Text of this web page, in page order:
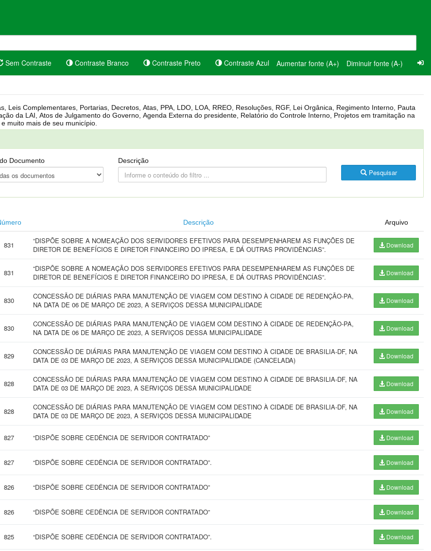
Sem Contraste Contraste Branco Contraste Preto Contraste Azul Aumentar fonte (A+) Diminuir fonte (A-)
Interno, Pauta
Câmara, Controle dos bens públicos e muito mais de seu município.
Documento Descrição
Pesquisar
Descrição Arquivo
831
“DISPÕE SOBRE A NOMEAÇÃO DOS SERVIDORES EFETIVOS PARA DESEMPENHAREM AS FUNÇÕES DE
DIRETOR DE BENEFÍCIOS E DIRETOR FINANCEIRO DO IPRESA, E DÁ OUTRAS PROVIDÊNCIAS”.
Download
831
“DISPÕE SOBRE A NOMEAÇÃO DOS SERVIDORES EFETIVOS PARA DESEMPENHAREM AS FUNÇÕES DE
DIRETOR DE BENEFÍCIOS E DIRETOR FINANCEIRO DO IPRESA, E DÁ OUTRAS PROVIDÊNCIAS”.
Download
830
CONCESSÃO DE DIÁRIAS PARA MANUTENÇÃO DE VIAGEM COM DESTINO À CIDADE DE REDENÇÃO-PA,
NA DATA DE 06 DE MARÇO DE 2023, A SERVIÇOS DESSA MUNICIPALIDADE
Download
830
CONCESSÃO DE DIÁRIAS PARA MANUTENÇÃO DE VIAGEM COM DESTINO À CIDADE DE REDENÇÃO-PA,
NA DATA DE 06 DE MARÇO DE 2023, A SERVIÇOS DESSA MUNICIPALIDADE
Download
829
CONCESSÃO DE DIÁRIAS PARA MANUTENÇÃO DE VIAGEM COM DESTINO À CIDADE DE BRASILIA-DF, NA
DATA DE 03 DE MARÇO DE 2023, A SERVIÇOS DESSA MUNICIPALIDADE (CANCELADA)
Download
828
CONCESSÃO DE DIÁRIAS PARA MANUTENÇÃO DE VIAGEM COM DESTINO À CIDADE DE BRASILIA-DF, NA
DATA DE 03 DE MARÇO DE 2023, A SERVIÇOS DESSA MUNICIPALIDADE
Download
828
CONCESSÃO DE DIÁRIAS PARA MANUTENÇÃO DE VIAGEM COM DESTINO À CIDADE DE BRASILIA-DF, NA
DATA DE 03 DE MARÇO DE 2023, A SERVIÇOS DESSA MUNICIPALIDADE
Download
827 “DISPÕE SOBRE CEDÊNCIA DE SERVIDOR CONTRATADO” Download
827 “DISPÕE SOBRE CEDÊNCIA DE SERVIDOR CONTRATADO”. Download
826 “DISPÕE SOBRE CEDÊNCIA DE SERVIDOR CONTRATADO” Download
826 “DISPÕE SOBRE CEDÊNCIA DE SERVIDOR CONTRATADO” Download
825 “DISPÕE SOBRE CEDÊNCIA DE SERVIDOR CONTRATADO”. Download